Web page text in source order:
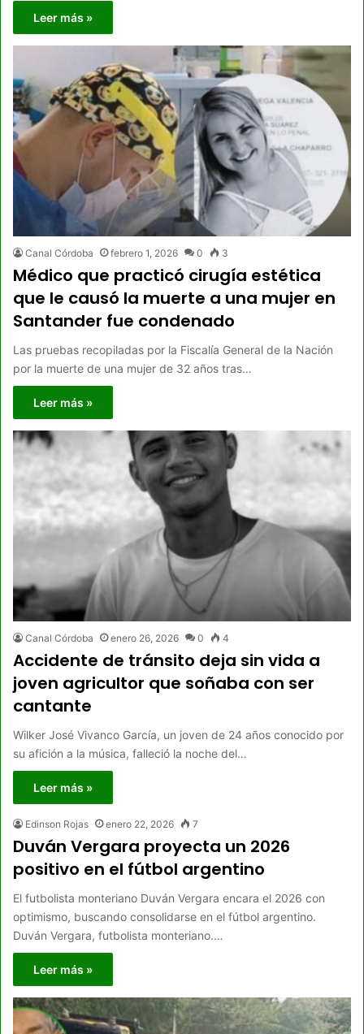
Leer más »
Canal Córdoba febrero 1, 2026 0 3
Médico que practicó cirugía estética
que le causó la muerte a una mujer en
Santander fue condenado
Las pruebas recopiladas por la Fiscalía General de la Nación
por la muerte de una mujer de 32 años tras…
Leer más »
Canal Córdoba enero 26, 2026 0 4
Accidente de tránsito deja sin vida a
joven agricultor que soñaba con ser
cantante
Wilker José Vivanco García, un joven de 24 años conocido por
su afición a la música, falleció la noche del…
Leer más »
Edinson Rojas enero 22, 2026 7
Duván Vergara proyecta un 2026
positivo en el fútbol argentino
El futbolista monteriano Duván Vergara encara el 2026 con
optimismo, buscando consolidarse en el fútbol argentino.
Duván Vergara, futbolista monteriano.…
Leer más »